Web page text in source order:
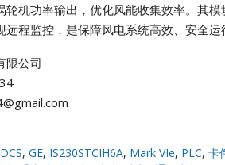
Nevada
轮机功率输出，优化风能收集效率。其模
程监控，是保障风电系统高效、安全运
限公司
DCS, GE, IS230STCIH6A, Mark VIe, PLC, 卡